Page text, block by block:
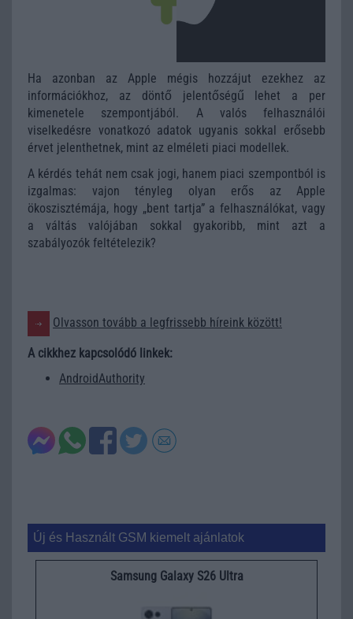
Ha azonban az Apple mégis hozzájut ezekhez az
információkhoz, az döntő jelentőségű lehet a per
kimenetele szempontjából. A valós felhasználói
viselkedésre vonatkozó adatok ugyanis sokkal erősebb
érvet jelenthetnek, mint az elméleti piaci modellek.
A kérdés tehát nem csak jogi, hanem piaci szempontból is
izgalmas: vajon tényleg olyan erős az Apple
ökoszisztémája, hogy „bent tartja” a felhasználókat, vagy
a váltás valójában sokkal gyakoribb, mint azt a
szabályozók feltételezik?
Olvasson tovább a legfrissebb híreink között!
A cikkhez kapcsolódó linkek:
AndroidAuthority
Új és Használt GSM kiemelt ajánlatok
Samsung Galaxy S26 Ultra